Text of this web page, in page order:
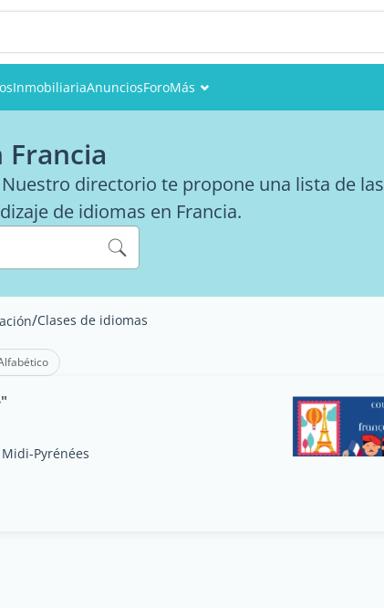
InmobiliariaAnunciosForoMás
Fotos
Francia
directorio te propone una lista de las
de idiomas en Francia.
/Clases de idiomas
Pyrénées